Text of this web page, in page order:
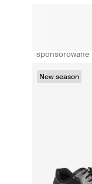
sponsorowane
New season